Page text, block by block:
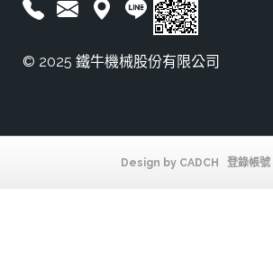
© 2025 鐵牛機械股份有限公司
Design by CADCH 登錄帳號